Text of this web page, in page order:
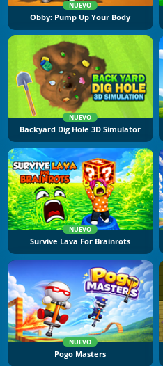
NUEVO
Obby: Pump Up Your Body
NUEVO
Backyard Dig Hole 3D Simulator
NUEVO
Survive Lava For Brainrots
NUEVO
Pogo Masters